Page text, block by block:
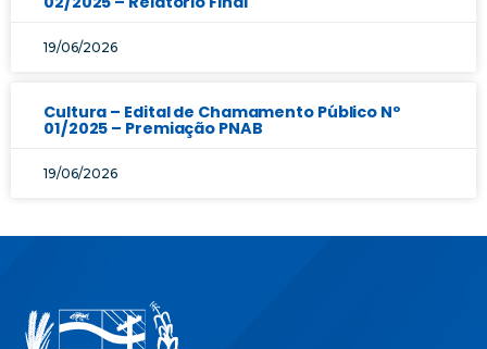
19/06/2026
Cultura – Edital de Chamamento Público Nº
01/2025 – Premiação PNAB
19/06/2026